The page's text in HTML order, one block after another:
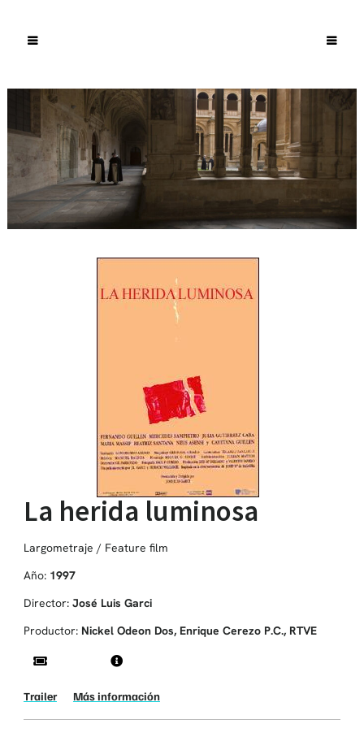
La herida luminosa
Largometraje / Feature film
Año: 1997
Director: José Luis Garci
Productor: Nickel Odeon Dos, Enrique Cerezo P.C., RTVE
Trailer Más información